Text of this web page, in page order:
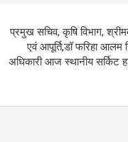
प्रमुख सचिव, कृषि विभाग,
एवं आपूर्ति,डॉ फरिहा
अधिकारी आज स्थानीय सर्किट